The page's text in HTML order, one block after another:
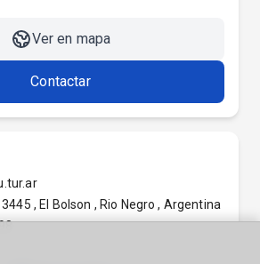
Ver en mapa
Contactar
, El Bolson , Rio Negro , Argentina